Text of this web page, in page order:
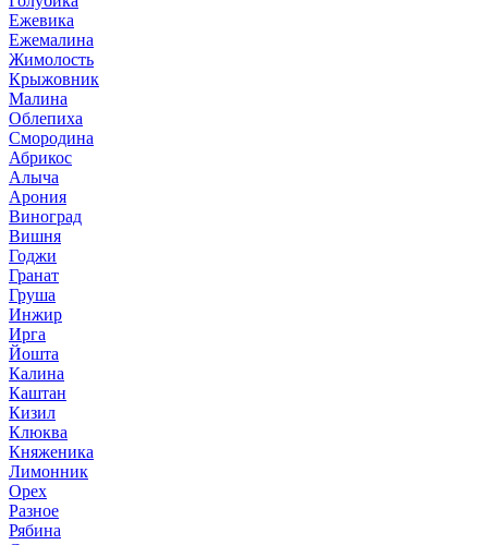
Ежевика
Ежемалина
Жимолость
Крыжовник
Малина
Облепиха
Смородина
Абрикос
Алыча
Арония
Виноград
Вишня
Годжи
Гранат
Груша
Инжир
Ирга
Йошта
Калина
Каштан
Кизил
Клюква
Княженика
Лимонник
Орех
Разное
Рябина